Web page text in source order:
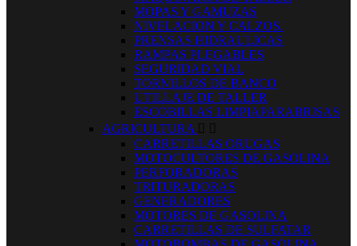
MOPAS Y GAMUZAS
NIVELACION Y CALZOS.
PRENSAS HIDRAULICAS
RAMPAS PLEGABLES
SEGURIDAD VIAL
TORNILLOS DE BANCO
UTILLAJE DE TALLER
ESCOBILLAS LIMPIAPARABRISAS
AGRICULTURA  
CARRETILLAS ORUGAS
MOTOCULTORES DE GASOLINA
PERFORADORAS
TRITURADORAS
GENERADORES
MOTORES DE GASOLINA
CARRETILLAS DE SULFATAR